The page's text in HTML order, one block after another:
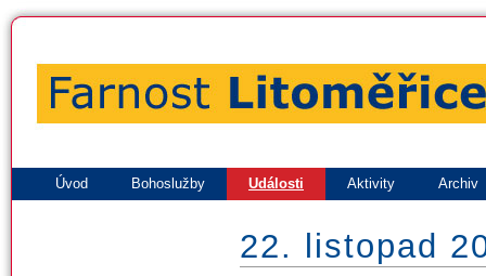
Úvod Bohoslužby Události Aktivity Archiv
22. listopad